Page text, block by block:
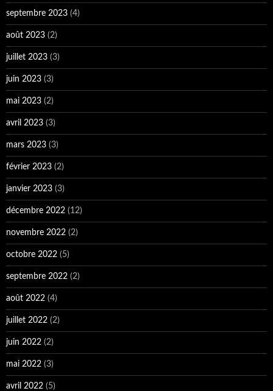
septembre 2023 (4)
août 2023 (2)
juillet 2023 (3)
juin 2023 (3)
mai 2023 (2)
avril 2023 (3)
mars 2023 (3)
février 2023 (2)
janvier 2023 (3)
décembre 2022 (12)
novembre 2022 (2)
octobre 2022 (5)
septembre 2022 (2)
août 2022 (4)
juillet 2022 (2)
juin 2022 (2)
mai 2022 (3)
avril 2022 (5)